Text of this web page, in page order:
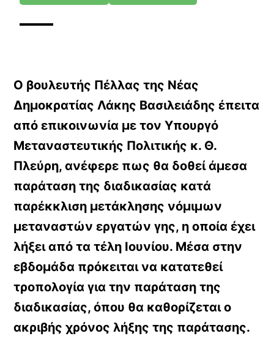
Ο βουλευτής Πέλλας της Νέας
Δημοκρατίας Λάκης Βασιλειάδης έπειτα
από επικοινωνία με τον Υπουργό
Μεταναστευτικής Πολιτικής κ. Θ.
Πλεύρη, ανέφερε πως θα δοθεί άμεσα
παράταση της διαδικασίας κατά
παρέκκλιση μετάκλησης νόμιμων
μεταναστών εργατών γης, η οποία έχει
λήξει από τα τέλη Ιουνίου. Μέσα στην
εβδομάδα πρόκειται να κατατεθεί
τροπολογία για την παράταση της
διαδικασίας, όπου θα καθορίζεται ο
ακριβής χρόνος λήξης της παράτασης.